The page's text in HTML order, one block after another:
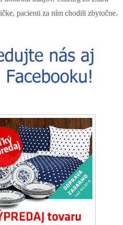
pacienti za ním chodili zbytočne.